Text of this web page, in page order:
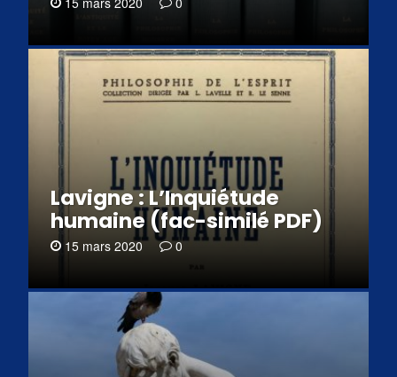
Lavigne : L’Inquiétude
humaine (fac-similé PDF)
15 mars 2020 0